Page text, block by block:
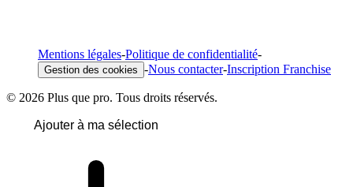
Mentions légales-Politique de confidentialité-
Gestion des cookies -Nous contacter-Inscription Franchise
© 2026 Plus que pro. Tous droits réservés.
Ajouter à ma sélection